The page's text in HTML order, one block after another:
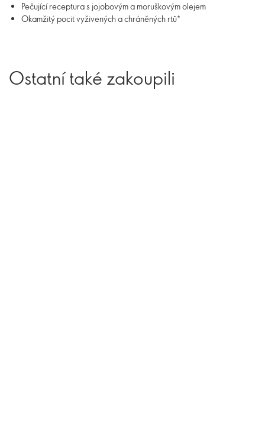
Pečující receptura s jojobovým a moruškovým olejem
Okamžitý pocit vyživených a chráněných rtů*
Ostatní také zakoupili